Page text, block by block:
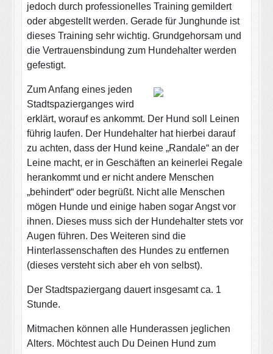
jedoch durch professionelles Training gemildert
oder abgestellt werden. Gerade für Junghunde ist
dieses Training sehr wichtig. Grundgehorsam und
die Vertrauensbindung zum Hundehalter werden
gefestigt.
Zum Anfang eines jeden
Stadtspazierganges wird
erklärt, worauf es ankommt. Der Hund soll Leinen
führig laufen. Der Hundehalter hat hierbei darauf
zu achten, dass der Hund keine „Randale“ an der
Leine macht, er in Geschäften an keinerlei Regale
herankommt und er nicht andere Menschen
„behindert“ oder begrüßt. Nicht alle Menschen
mögen Hunde und einige haben sogar Angst vor
ihnen. Dieses muss sich der Hundehalter stets vor
Augen führen. Des Weiteren sind die
Hinterlassenschaften des Hundes zu entfernen
(dieses versteht sich aber eh von selbst).
Der Stadtspaziergang dauert insgesamt ca. 1
Stunde.
Mitmachen können alle Hunderassen jeglichen
Alters. Möchtest auch Du Deinen Hund zum